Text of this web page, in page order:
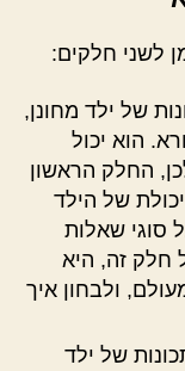
לשני חלקים:
של ילד מחונן,
הוא יכול
החלק הראשון
של הילד
סוגי שאלות
חלק זה, היא
ולבחון איך
של ילד